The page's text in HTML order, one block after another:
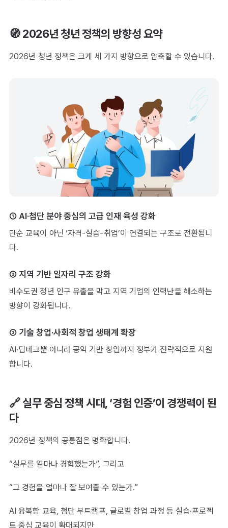
🧭 2026년 청년 정책의 방향성 요약
2026년 청년 정책은 크게 세 가지 방향으로 압축할 수 있습니다.
① AI·첨단 분야 중심의 고급 인재 육성 강화
단순 교육이 아닌 ‘자격-실습-취업’이 연결되는 구조로 전환됩니
다.
② 지역 기반 일자리 구조 강화
비수도권 청년 인구 유출을 막고 지역 기업의 인력난을 해소하는
방향이 강화됩니다.
③ 기술 창업·사회적 창업 생태계 확장
AI·딥테크뿐 아니라 공익 기반 창업까지 정부가 전략적으로 지원
합니다.
🔗 실무 중심 정책 시대, ‘경험 인증’이 경쟁력이 된
다
2026년 정책의 공통점은 명확합니다.
“실무를 얼마나 경험했는가”, 그리고
“그 경험을 얼마나 잘 보여줄 수 있는가.”
AI 융복합 교육, 첨단 부트캠프, 글로벌 창업 과정 등 실습·프로젝
트 중심 교육이 확대되지만